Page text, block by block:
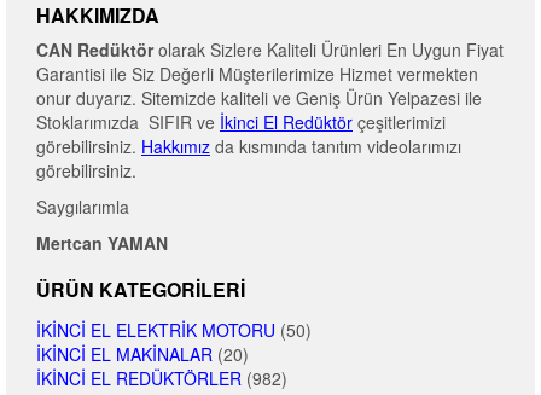
HAKKIMIZDA
CAN Redüktörolarak Sizlere Kaliteli Ürünleri En Uygun Fiyat
Garantisi ile Siz Değerli Müşterilerimize Hizmet vermekten
onur duyarız. Sitemizde kaliteli ve Geniş Ürün Yelpazesi ile
Stoklarımızda SIFIR ve İkinci El Redüktör çeşitlerimizi
görebilirsiniz. Hakkımız da kısmında tanıtım videolarımızı
görebilirsiniz.
Saygılarımla
Mertcan YAMAN
ÜRÜN KATEGORILERI
İKINCI EL ELEKTRIK MOTORU (50)
İKINCI EL MAKINALAR (20)
İKINCI EL REDÜKTÖRLER (982)